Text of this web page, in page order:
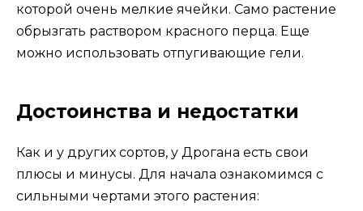
которой очень мелкие ячейки. Само растение
обрызгать раствором красного перца. Еще
можно использовать отпугивающие гели.
Достоинства и недостатки
Как и у других сортов, у Дрогана есть свои
плюсы и минусы. Для начала ознакомимся с
сильными чертами этого растения: